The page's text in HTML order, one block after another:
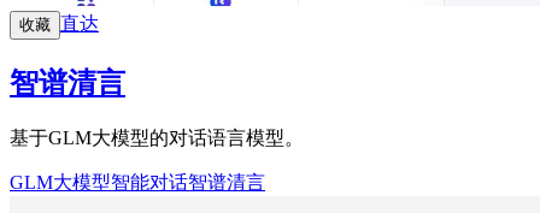
收藏 直达
智谱清言
基于GLM大模型的对话语言模型。
GLM大模型智能对话智谱清言